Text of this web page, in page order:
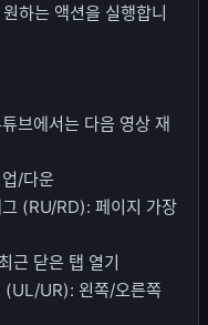
하는 액션을 실행합니
브에서는 다음 영상 재
/다운
(RU/RD): 페이지 가장
근 닫은 탭 열기
(UL/UR): 왼쪽/오른쪽